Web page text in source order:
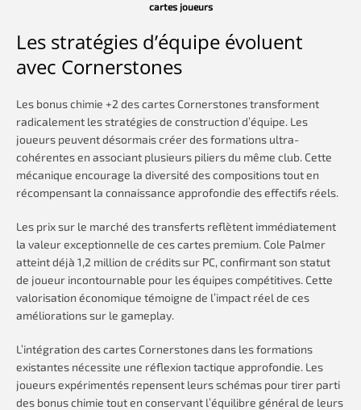
cartes joueurs
Les stratégies d’équipe évoluent
avec Cornerstones
Les bonus chimie +2 des cartes Cornerstones transforment
radicalement les stratégies de construction d’équipe. Les
joueurs peuvent désormais créer des formations ultra-
cohérentes en associant plusieurs piliers du même club. Cette
mécanique encourage la diversité des compositions tout en
récompensant la connaissance approfondie des effectifs réels.
Les prix sur le marché des transferts reflètent immédiatement
la valeur exceptionnelle de ces cartes premium. Cole Palmer
atteint déjà 1,2 million de crédits sur PC, confirmant son statut
de joueur incontournable pour les équipes compétitives. Cette
valorisation économique témoigne de l’impact réel de ces
améliorations sur le gameplay.
L’intégration des cartes Cornerstones dans les formations
existantes nécessite une réflexion tactique approfondie. Les
joueurs expérimentés repensent leurs schémas pour tirer parti
des bonus chimie tout en conservant l’équilibre général de leurs